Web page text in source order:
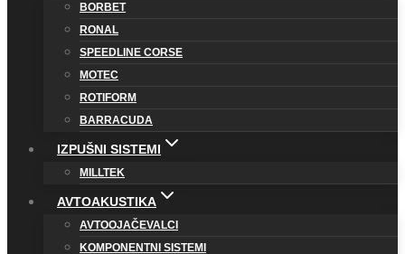
BORBET
RONAL
SPEEDLINE CORSE
MOTEC
ROTIFORM
BARRACUDA
IZPUŠNI SISTEMI
MILLTEK
AVTOAKUSTIKA
AVTOOJAČEVALCI
KOMPONENTNI SISTEMI